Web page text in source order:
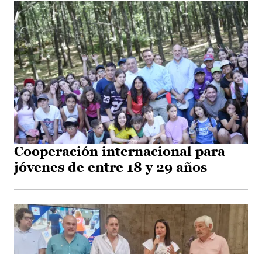
Cooperación internacional para
jóvenes de entre 18 y 29 años